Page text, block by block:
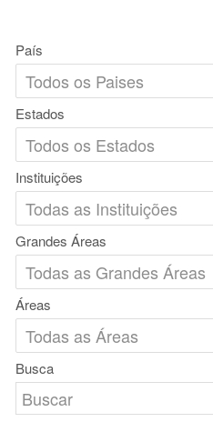
País
Estados
Instituições
Grandes Áreas
Áreas
Busca